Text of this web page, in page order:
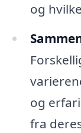
og
og
fra